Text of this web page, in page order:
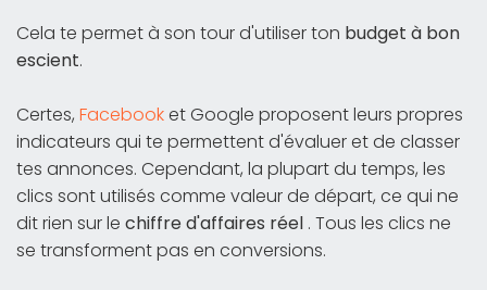
Cela te permet à son tour d'utiliser ton budget à bon
escient.
Certes, Facebooket Google proposent leurs propres
indicateurs qui te permettent d'évaluer et de classer
tes annonces. Cependant, la plupart du temps, les
clics sont utilisés comme valeur de départ, ce qui ne
dit rien sur le chiffre d'affaires réel . Tous les clics ne
se transforment pas en conversions.